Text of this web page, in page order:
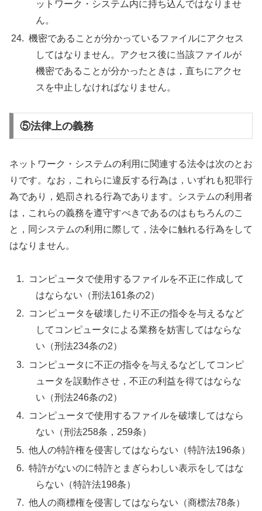
ットワーク・システム内に持ち込んではなりませ
ん。
機密であることが分かっているファイルにアクセス
してはなりません。アクセス後に当該ファイルが
機密であることが分かったときは，直ちにアクセ
スを中止しなければなりません。
⑤法律上の義務
ネットワーク・システムの利用に関連する法令は次のとお
りです。なお，これらに違反する行為は，いずれも犯罪行
為であり，処罰される行為であります。システムの利用者
は，これらの義務を遵守すべきであるのはもちろんのこ
と，同システムの利用に際して，法令に触れる行為をして
はなりません。
コンピュータで使用するファイルを不正に作成して
はならない（刑法161条の2）
コンピュータを破壊したり不正の指令を与えるなど
してコンピュータによる業務を妨害してはならな
い（刑法234条の2）
コンピュータに不正の指令を与えるなどしてコンピ
ュータを誤動作させ，不正の利益を得てはならな
い（刑法246条の2）
コンピュータで使用するファイルを破壊してはなら
ない（刑法258条，259条）
他人の特許権を侵害してはならない（特許法196条）
特許がないのに特許とまぎらわしい表示をしてはな
らない（特許法198条）
他人の商標権を侵害してはならない（商標法78条）